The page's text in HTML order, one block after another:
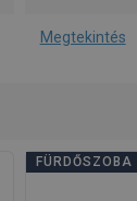
Megtekintés